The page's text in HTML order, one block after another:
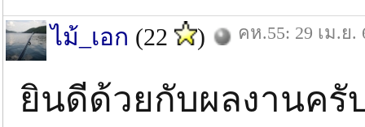
ไม้_เอก (22 ) คห.55: 29 เม.ย.
ยินดีด้วยกับผลงานครั